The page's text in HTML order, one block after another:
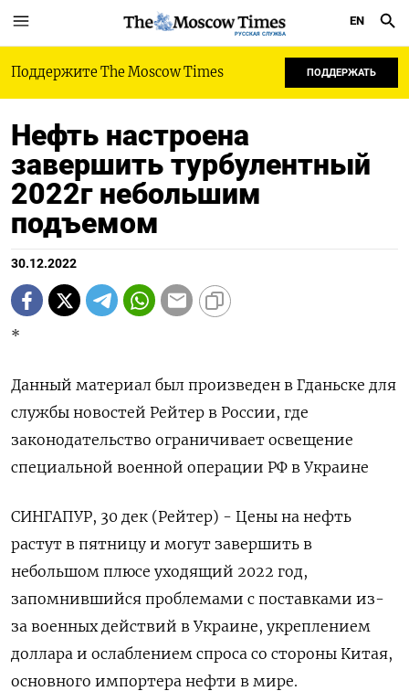
РУССКАЯ СЛУЖБА
EN
Поддержите The Moscow Times ПОДДЕРЖАТЬ
Нефть настроена
завершить турбулентный
2022г небольшим
подъемом
30.12.2022
*
Данный материал был произведен в Гданьске для
службы новостей Рейтер в России, где
законодательство ограничивает освещение
специальной военной операции РФ в Украине
СИНГАПУР, 30 дек (Рейтер) - Цены на нефть
растут в пятницу и могут завершить в
небольшом плюсе уходящий 2022 год,
запомнившийся проблемами с поставками из-
за военных действий в Украине, укреплением
доллара и ослаблением спроса со стороны Китая,
основного импортера нефти в мире.